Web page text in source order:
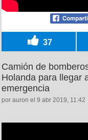
37
Camión de
Holanda para llegar
emergencia
por auron el 9 abr 2019, 11:42